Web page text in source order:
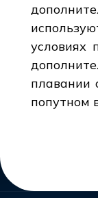
условиях
плавании
попутном